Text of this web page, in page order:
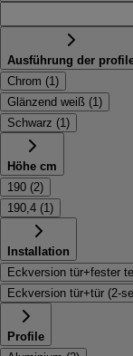
Ausführung der
Chrom (1)
Glänzend weiß (1)
Schwarz (1)
Höhe cm
190 (2)
190,4 (1)
Installation
Eckversion tür+fester
Eckversion tür+tür (2-
Profile